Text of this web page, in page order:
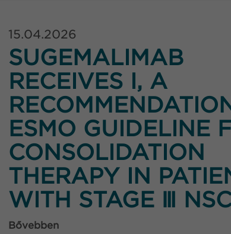
15.04.2026
SUGEMALIMAB
RECEIVES I, A
ESMO GUIDELINE
CONSOLIDATION
THERAPY IN
WITH STAGE Ⅲ
Bővebben